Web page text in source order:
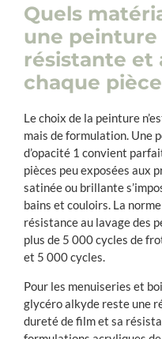
Quels
une
résistante et
chaque
Le choix de la peinture
mais de formulation. Une
d’opacité 1 convient
pièces peu exposées aux
satinée ou brillante
bains et couloirs. La
résistance au lavage des
plus de 5 000 cycles de
et 5 000 cycles.
Pour les menuiseries et
glycéro alkyde reste une
dureté de film et sa